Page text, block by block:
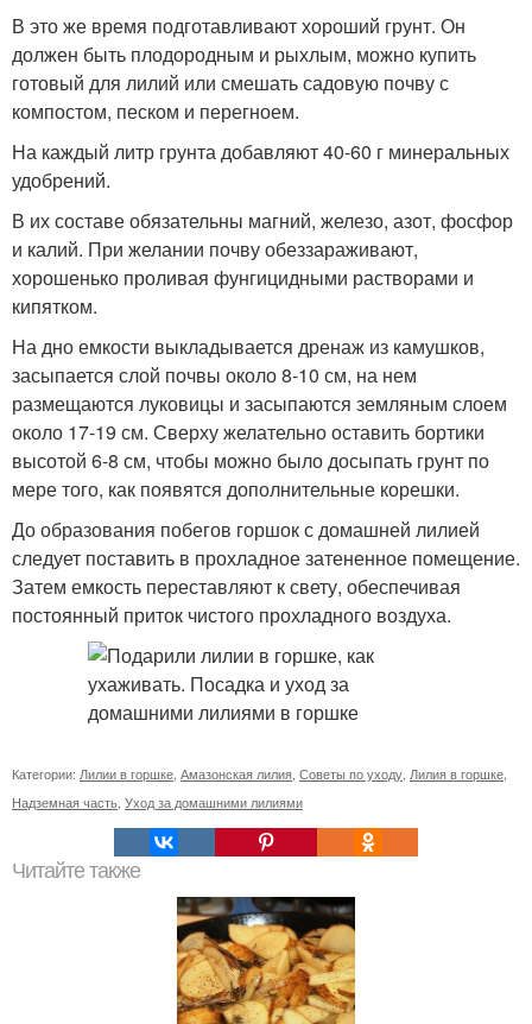
В это же время подготавливают хороший грунт. Он
должен быть плодородным и рыхлым, можно купить
готовый для лилий или смешать садовую почву с
компостом, песком и перегноем.
На каждый литр грунта добавляют 40-60 г минеральных
удобрений.
В их составе обязательны магний, железо, азот, фосфор
и калий. При желании почву обеззараживают,
хорошенько проливая фунгицидными растворами и
кипятком.
На дно емкости выкладывается дренаж из камушков,
засыпается слой почвы около 8-10 см, на нем
размещаются луковицы и засыпаются земляным слоем
около 17-19 см. Сверху желательно оставить бортики
высотой 6-8 см, чтобы можно было досыпать грунт по
мере того, как появятся дополнительные корешки.
До образования побегов горшок с домашней лилией
следует поставить в прохладное затененное помещение.
Затем емкость переставляют к свету, обеспечивая
постоянный приток чистого прохладного воздуха.
Категории: Лилии в горшке Амазонская лилия Советы по уходу Лилия в горшке
Надземная часть Уход за домашними лилиями
Читайте также